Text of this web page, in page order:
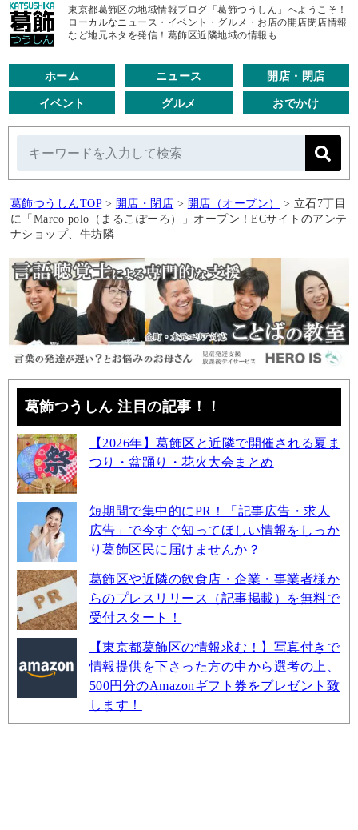
東京都葛飾区の地域情報ブログ「葛飾つうしん」へようこそ！
ローカルなニュース・イベント・グルメ・お店の開店閉店情報
など地元ネタを発信！葛飾区近隣地域の情報も
ホーム ニュース 開店・閉店
イベント グルメ おでかけ
葛飾つうしんTOP > 開店・閉店 > 開店（オープン） > 立石7丁目
に「Marco polo（まるこぽーろ）」オープン！ECサイトのアンテ
ナショップ、牛坊隣
葛飾つうしん 注目の記事！！
【2026年】葛飾区と近隣で開催される夏ま
つり・盆踊り・花火大会まとめ
短期間で集中的にPR！「記事広告・求人
広告」で今すぐ知ってほしい情報をしっか
り葛飾区民に届けませんか？
葛飾区や近隣の飲食店・企業・事業者様か
らのプレスリリース（記事掲載）を無料で
受付スタート！
【東京都葛飾区の情報求む！】写真付きで
情報提供を下さった方の中から選考の上、
500円分のAmazonギフト券をプレゼント致
します！